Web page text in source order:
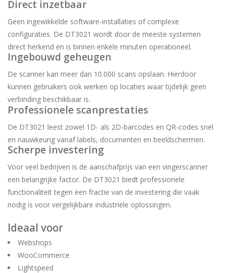
Direct inzetbaar
Geen ingewikkelde software-installaties of complexe
configuraties. De DT3021 wordt door de meeste systemen
direct herkend en is binnen enkele minuten operationeel.
Ingebouwd geheugen
De scanner kan meer dan 10.000 scans opslaan. Hierdoor
kunnen gebruikers ook werken op locaties waar tijdelijk geen
verbinding beschikbaar is.
Professionele scanprestaties
De DT3021 leest zowel 1D- als 2D-barcodes en QR-codes snel
en nauwkeurig vanaf labels, documenten en beeldschermen.
Scherpe investering
Voor veel bedrijven is de aanschafprijs van een vingerscanner
een belangrijke factor. De DT3021 biedt professionele
functionaliteit tegen een fractie van de investering die vaak
nodig is voor vergelijkbare industriële oplossingen.
Ideaal voor
Webshops
WooCommerce
Lightspeed